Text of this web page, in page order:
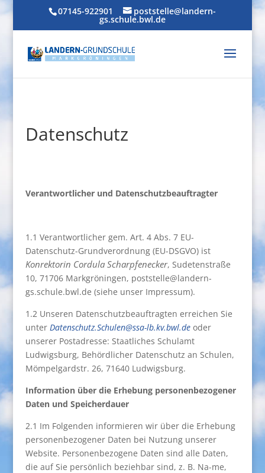
07145-922901 poststelle@landern-
gs.schule.bwl.de
Datenschutz
Verantwortlicher und Datenschutzbeauftragter
1.1 Verantwortlicher gem. Art. 4 Abs. 7 EU-
Datenschutz-Grundverordnung (EU-DSGVO) ist
Konrektorin Cordula Scharpfenecker, Sudetenstraße
10, 71706 Markgröningen, poststelle@landern-
gs.schule.bwl.de (siehe unser Impressum).
1.2 Unseren Datenschutzbeauftragten erreichen Sie
unter Datenschutz.Schulen@ssa-lb.kv.bwl.deoder
unserer Postadresse: Staatliches Schulamt
Ludwigsburg, Behördlicher Datenschutz an Schulen,
Mömpelgardstr. 26, 71640 Ludwigsburg.
Information über die Erhebung personenbezogener
Daten und Speicherdauer
2.1 Im Folgenden informieren wir über die Erhebung
personenbezogener Daten bei Nutzung unserer
Website. Personenbezogene Daten sind alle Daten,
die auf Sie persönlich beziehbar sind, z. B. Na-me,